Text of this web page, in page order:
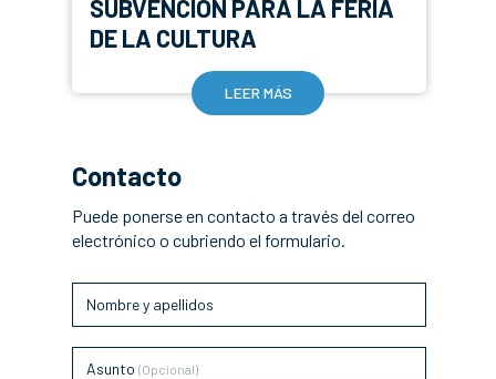
SUBVENCIÓN PARA LA FERIA
DE LA CULTURA
LEER MÁS
Contacto
Puede ponerse en contacto a través del correo
electrónico o cubriendo el formulario.
Nombre y apellidos
Asunto (Opcional)